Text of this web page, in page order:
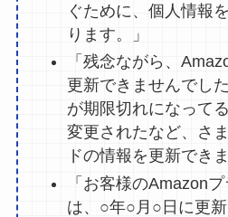
ぐために、個人情報
ります。」
「残念ながら、
更新できませんでし
が期限切れになって
変更されたなど、さ
ドの情報を更新でき
「お客様のAmazon
は、○年○月○日に更